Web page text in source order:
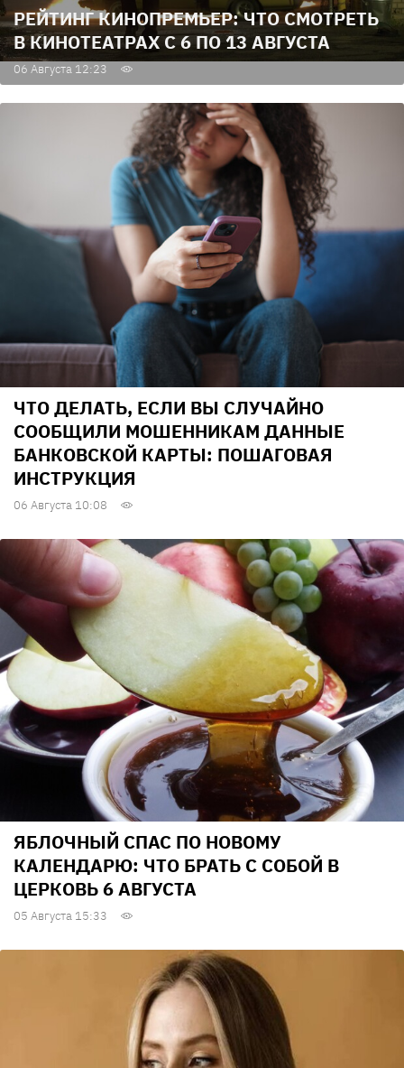
РЕЙТИНГ КИНОПРЕМЬЕР: ЧТО СМОТРЕТЬ
В КИНОТЕАТРАХ С 6 ПО 13 АВГУСТА
06 Августа 12:23
ЧТО ДЕЛАТЬ, ЕСЛИ ВЫ СЛУЧАЙНО
СООБЩИЛИ МОШЕННИКАМ ДАННЫЕ
БАНКОВСКОЙ КАРТЫ: ПОШАГОВАЯ
ИНСТРУКЦИЯ
06 Августа 10:08
ЯБЛОЧНЫЙ СПАС ПО НОВОМУ
КАЛЕНДАРЮ: ЧТО БРАТЬ С СОБОЙ В
ЦЕРКОВЬ 6 АВГУСТА
05 Августа 15:33